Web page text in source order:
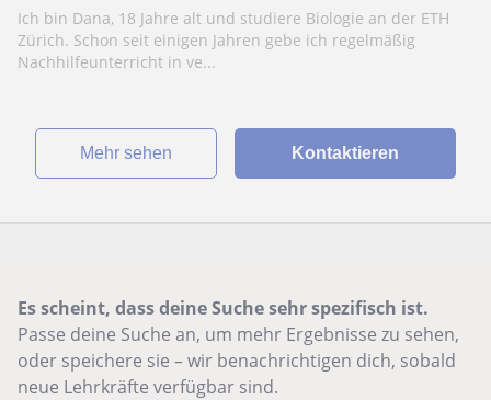
Ich bin Dana, 18 Jahre alt und studiere Biologie an der ETH
Zürich. Schon seit einigen Jahren gebe ich regelmäßig
Nachhilfeunterricht in ve...
Mehr sehen Kontaktieren
Es scheint, dass deine Suche sehr spezifisch ist.
Passe deine Suche an, um mehr Ergebnisse zu sehen,
oder speichere sie – wir benachrichtigen dich, sobald
neue Lehrkräfte verfügbar sind.